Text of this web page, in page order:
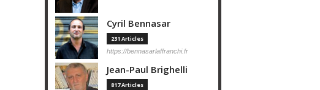
Cyril Bennasar
231 Articles
https://bennasarlaffranchi.fr
Jean-Paul Brighelli
817 Articles